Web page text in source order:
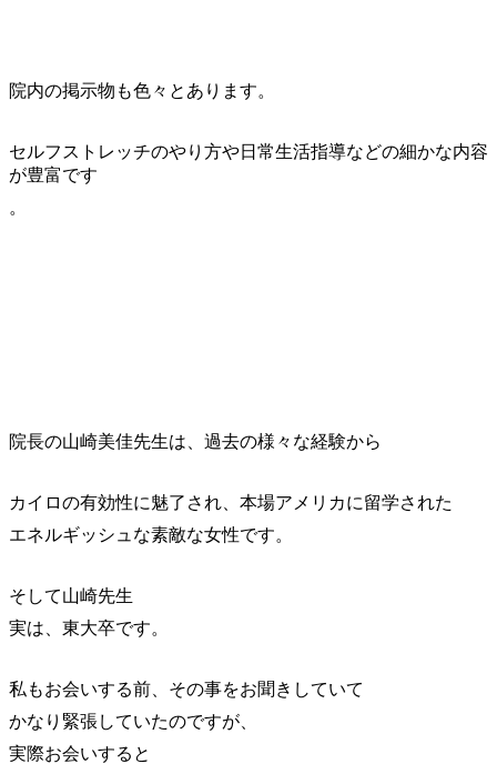
院内の掲示物も色々とあります。
セルフストレッチのやり方や日常生活指導などの細かな内容
が豊富です
。
院長の山崎美佳先生は、過去の様々な経験から
カイロの有効性に魅了され、本場アメリカに留学された
エネルギッシュな素敵な女性です。
そして山崎先生
実は、東大卒です。
私もお会いする前、その事をお聞きしていて
かなり緊張していたのですが、
実際お会いすると